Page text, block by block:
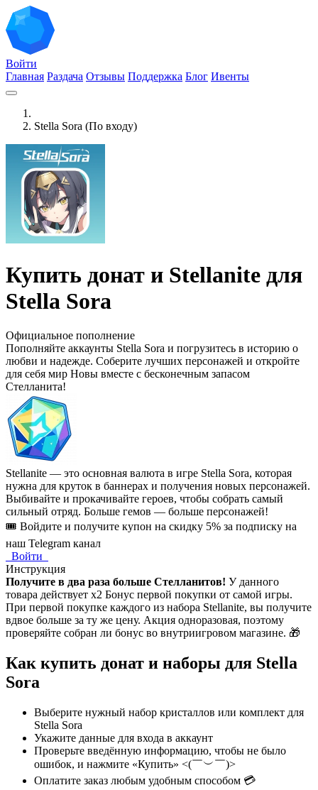
Войти
Главная Раздача Отзывы Поддержка Блог Ивенты
Stella Sora (По входу)
Купить донат и Stellanite для
Stella Sora
Официальное пополнение
Пополняйте аккаунты Stella Sora и погрузитесь в историю о
любви и надежде. Соберите лучших персонажей и откройте
для себя мир Новы вместе с бесконечным запасом
Стелланита!
Stellanite — это основная валюта в игре Stella Sora, которая
нужна для круток в баннерах и получения новых персонажей.
Выбивайте и прокачивайте героев, чтобы собрать самый
сильный отряд. Больше гемов — больше персонажей!
🎟️ Войдите и получите купон на скидку 5% за подписку на
наш Telegram канал
Войти
Инструкция
Получите в два раза больше Стелланитов! У данного
товара действует х2 Бонус первой покупки от самой игры.
При первой покупке каждого из набора Stellanite, вы получите
вдвое больше за ту же цену. Акция одноразовая, поэтому
проверяйте собран ли бонус во внутриигровом магазине. 🎁
Как купить донат и наборы для Stella
Sora
Выберите нужный набор кристаллов или комплект для
Stella Sora
Укажите данные для входа в аккаунт
Проверьте введённую информацию, чтобы не было
ошибок, и нажмите «Купить» <(￣︶￣)>
Оплатите заказ любым удобным способом 💳